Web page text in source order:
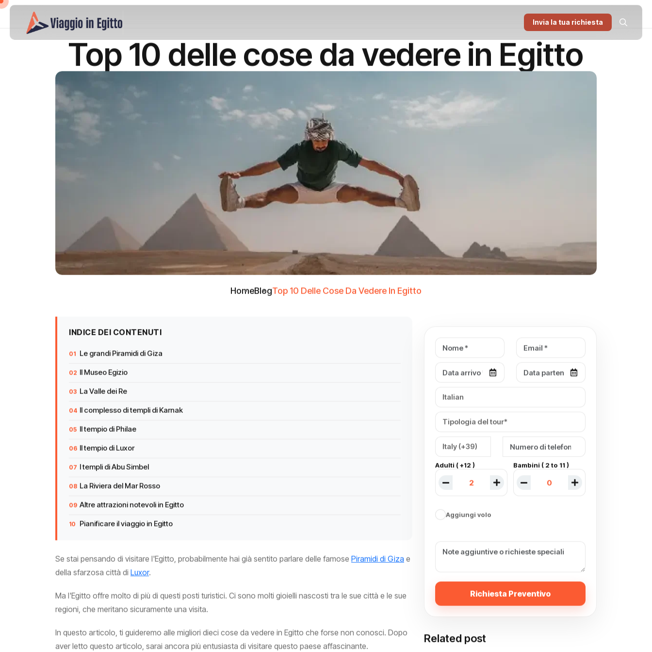
Invia la tua richiesta
Top 10 delle cose da vedere in Egitto
HomeBlogTop 10 Delle Cose Da Vedere In Egitto
INDICE DEI CONTENUTI
Le grandi Piramidi di Giza
Il Museo Egizio
La Valle dei Re
Il complesso di templi di Karnak
Il tempio di Philae
Il tempio di Luxor
I templi di Abu Simbel
La Riviera del Mar Rosso
Altre attrazioni notevoli in Egitto
Pianificare il viaggio in Egitto
Se stai pensando di visitare l'Egitto, probabilmente hai già sentito parlare delle famose Piramidi di Giza e
della sfarzosa città di Luxor.
Ma l'Egitto offre molto di più di questi posti turistici. Ci sono molti gioielli nascosti tra le sue città e le sue
regioni, che meritano sicuramente una visita.
In questo articolo, ti guideremo alle migliori dieci cose da vedere in Egitto che forse non conosci. Dopo
aver letto questo articolo, sarai ancora più entusiasta di visitare questo paese affascinante.
Adulti ( +12 ) Bambini ( 2 to 11 )
Aggiungi volo
Richiesta Preventivo
Related post